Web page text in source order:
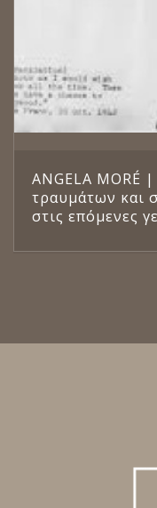
ANGELA MORÉ
τραυμάτων και
στις επόμενες